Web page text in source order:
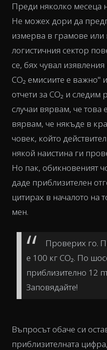
Преди няколко месеца
Не можех дори да
измерва в грамове
логистичния сектор
се, бях чувал изявления
CO₂ емисиите е важно" и
отчети за CO₂ и следим
случаи вярвам, че това
вярвам, че някъде в
човек, който
някой наистина ги
Но пак, обикновеният
даде приблизителен
цитирах в началото на
мен.
Проверих го.
е 100 кг CO₂. По
приблизително 12
Заповядайте!
Въпросът обаче си
приблизителната